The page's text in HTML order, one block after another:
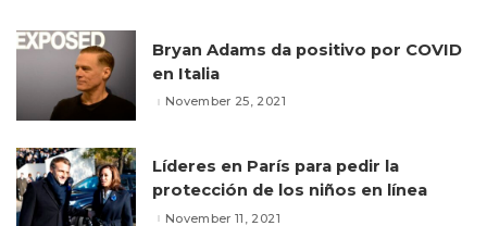
Bryan Adams da positivo por COVID
en Italia
November 25, 2021
Líderes en París para pedir la
protección de los niños en línea
November 11, 2021